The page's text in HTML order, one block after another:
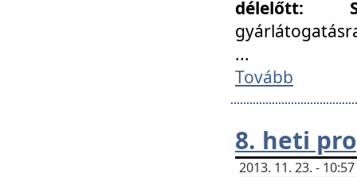
délelőtt:
...
Tovább
8. heti
2013. 11. 23. -